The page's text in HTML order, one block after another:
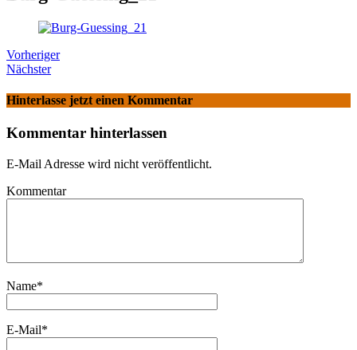
Vorheriger
Nächster
Hinterlasse jetzt einen Kommentar
Kommentar hinterlassen
E-Mail Adresse wird nicht veröffentlicht.
Kommentar
Name*
E-Mail*